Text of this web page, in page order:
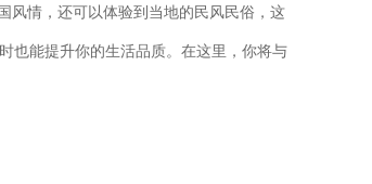
风情，还可以体验到当地的民风民俗，这
也能提升你的生活品质。在这里，你将与